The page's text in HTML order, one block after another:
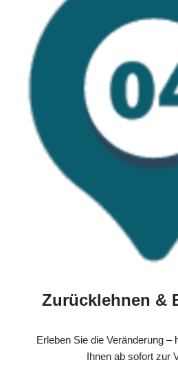
Zurücklehnen &
Erleben Sie die Veränderung –
Ihnen ab sofort zur